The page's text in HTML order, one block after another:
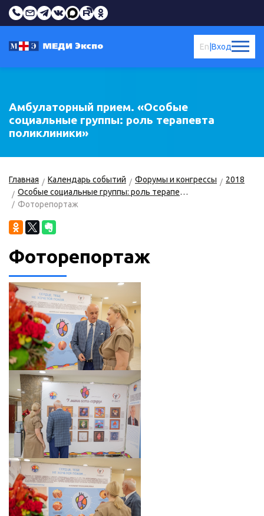
Вход
En
Амбулаторный прием. «Особые
социальные группы: роль терапевта
поликлиники»
Главная Календарь событий Форумы и конгрессы
2018
Особые социальные группы: роль терапевта поликлиники
Фоторепортаж
Фоторепортаж